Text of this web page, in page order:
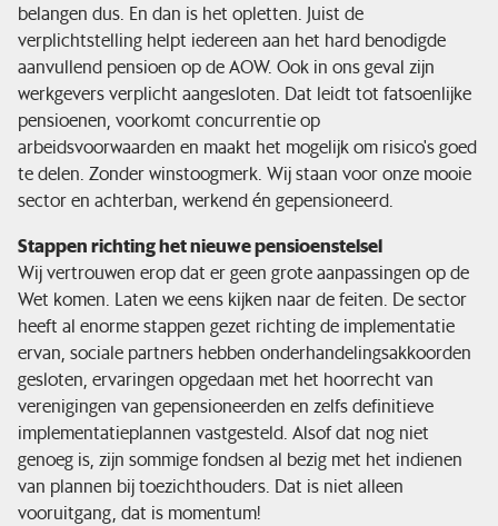
belangen dus. En dan is het opletten. Juist de
verplichtstelling helpt iedereen aan het hard benodigde
aanvullend pensioen op de AOW. Ook in ons geval zijn
werkgevers verplicht aangesloten. Dat leidt tot fatsoenlijke
pensioenen, voorkomt concurrentie op
arbeidsvoorwaarden en maakt het mogelijk om risico's goed
te delen. Zonder winstoogmerk. Wij staan voor onze mooie
sector en achterban, werkend én gepensioneerd.
Stappen richting het nieuwe pensioenstelsel
Wij vertrouwen erop dat er geen grote aanpassingen op de
Wet komen. Laten we eens kijken naar de feiten. De sector
heeft al enorme stappen gezet richting de implementatie
ervan, sociale partners hebben onderhandelingsakkoorden
gesloten, ervaringen opgedaan met het hoorrecht van
verenigingen van gepensioneerden en zelfs definitieve
implementatieplannen vastgesteld. Alsof dat nog niet
genoeg is, zijn sommige fondsen al bezig met het indienen
van plannen bij toezichthouders. Dat is niet alleen
vooruitgang, dat is momentum!